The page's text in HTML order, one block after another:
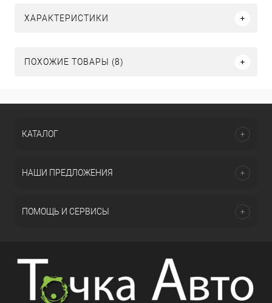
ХАРАКТЕРИСТИКИ
ПОХОЖИЕ ТОВАРЫ (8)
КАТАЛОГ
НАШИ ПРЕДЛОЖЕНИЯ
ПОМОЩЬ И СЕРВИСЫ